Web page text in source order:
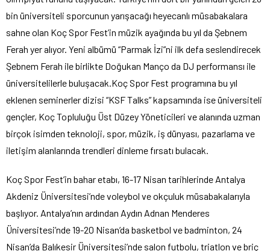
bin üniversiteli sporcunun yarışacağı heyecanlı müsabakalara
sahne olan Koç Spor Fest’in müzik ayağında bu yıl da Şebnem
Ferah yer alıyor. Yeni albümü “Parmak İzi”ni ilk defa seslendirecek
Şebnem Ferah ile birlikte Doğukan Manço da DJ performansı ile
üniversitelilerle buluşacak.Koç Spor Fest programına bu yıl
eklenen seminerler dizisi “KSF Talks” kapsamında ise üniversiteli
gençler, Koç Topluluğu Üst Düzey Yöneticileri ve alanında uzman
birçok isimden teknoloji, spor, müzik, iş dünyası, pazarlama ve
iletişim alanlarında trendleri dinleme fırsatı bulacak.
Koç Spor Fest’in bahar etabı, 16-17 Nisan tarihlerinde Antalya
Akdeniz Üniversitesi’nde voleybol ve okçuluk müsabakalarıyla
başlıyor. Antalya’nın ardından Aydın Adnan Menderes
Üniversitesi’nde 19-20 Nisan’da basketbol ve badminton, 24
Nisan’da Balıkesir Üniversitesi’nde salon futbolu, triatlon ve briç